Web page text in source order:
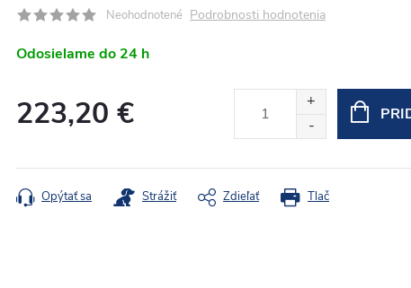
Neohodnotené Podrobnosti hodnotenia
Odosielame do 24 h
223,20 €
Tlač
Opýtať sa Strážiť Zdieľať